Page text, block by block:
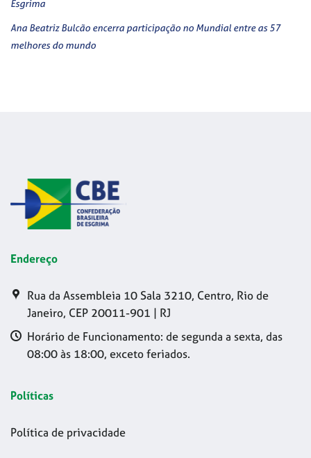
Esgrima
Ana Beatriz Bulcão encerra participação no Mundial entre as 57
melhores do mundo
Endereço
Rua da Assembleia 10 Sala 3210, Centro, Rio de
Janeiro, CEP 20011-901 | RJ
Horário de Funcionamento: de segunda a sexta, das
08:00 às 18:00, exceto feriados.
Políticas
Política de privacidade